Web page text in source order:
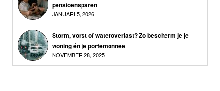
pensioensparen
JANUARI 5, 2026
Storm, vorst of wateroverlast? Zo bescherm je je
woning én je portemonnee
NOVEMBER 28, 2025